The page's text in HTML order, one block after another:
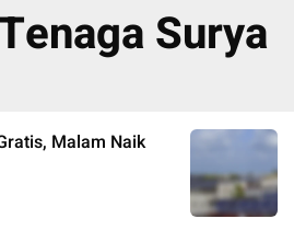
Surya
Malam Naik